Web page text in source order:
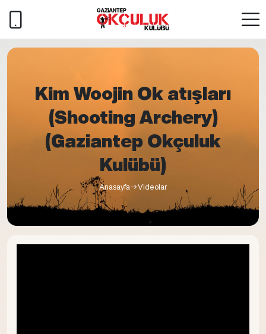
Kim Woojin Ok atışları
(Shooting Archery)
(Gaziantep Okçuluk
Kulübü)
Anasayfa Videolar